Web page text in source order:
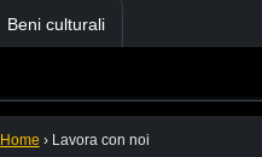
Beni culturali
Home › Lavora con noi